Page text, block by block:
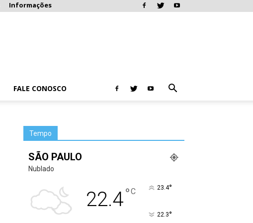
Informações
FALE CONOSCO
Tempo
SÃO PAULO
Nublado
22.4°C 23.4°
22.3°